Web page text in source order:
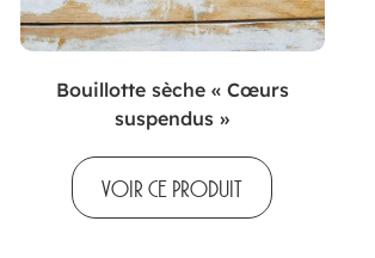
Bouillotte sèche « Cœurs
suspendus »
VOIR CE PRODUIT